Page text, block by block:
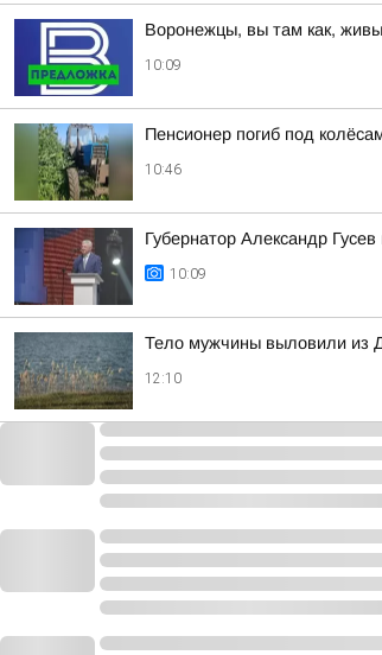
Воронежцы, вы там как,
10:09
Пенсионер погиб под
10:46
Губернатор Александр
10:09
Тело мужчины выловили из
12:10